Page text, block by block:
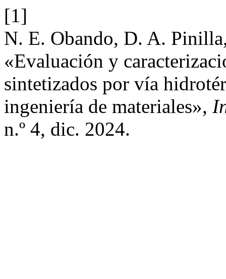
[1]
N. E. Obando, D. A.
«Evaluación y
sintetizados por vía
ingeniería de materiales»,
n.º 4, dic. 2024.